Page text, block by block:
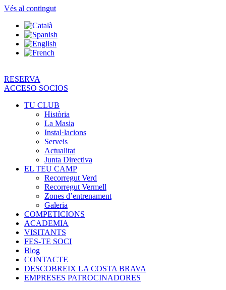
Vés al contingut
RESERVA
ACCESO SOCIOS
TU CLUB
Història
La Masia
Instal·lacions
Serveis
Actualitat
Junta Directiva
EL TEU CAMP
Recorregut Verd
Recorregut Vermell
Zones d’entrenament
Galeria
COMPETICIONS
ACADEMIA
VISITANTS
FES-TE SOCI
Blog
CONTACTE
DESCOBREIX LA COSTA BRAVA
EMPRESES PATROCINADORES